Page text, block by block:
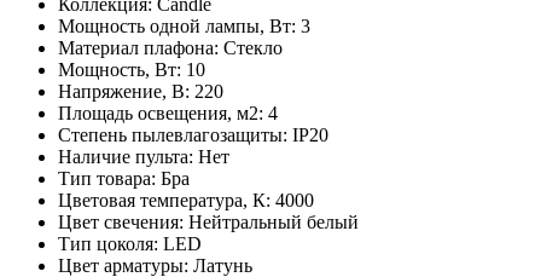
Мощность одной лампы, Вт: 3
Материал плафона: Стекло
Мощность, Вт: 10
Напряжение, В: 220
Площадь освещения, м2: 4
Степень пылевлагозащиты: IP20
Наличие пульта: Нет
Тип товара: Бра
Цветовая температура, К: 4000
Цвет свечения: Нейтральный белый
Тип цоколя: LED
Цвет арматуры: Латунь